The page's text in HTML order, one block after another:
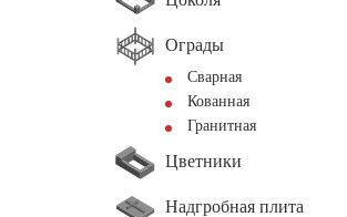
Ограды
Сварная
Кованная
Гранитная
Цветники
Надгробная плита